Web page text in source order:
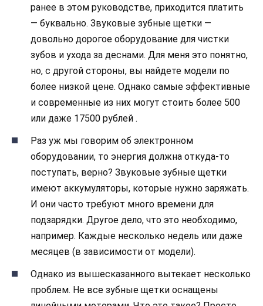
ранее в этом руководстве, приходится платить
— буквально. Звуковые зубные щетки —
довольно дорогое оборудование для чистки
зубов и ухода за деснами. Для меня это понятно,
но, с другой стороны, вы найдете модели по
более низкой цене. Однако самые эффективные
и современные из них могут стоить более 500
или даже 17500 рублей .
Раз уж мы говорим об электронном
оборудовании, то энергия должна откуда-то
поступать, верно? Звуковые зубные щетки
имеют аккумуляторы, которые нужно заряжать.
И они часто требуют много времени для
подзарядки. Другое дело, что это необходимо,
например. Каждые несколько недель или даже
месяцев (в зависимости от модели).
Однако из вышесказанного вытекает несколько
проблем. Не все зубные щетки оснащены